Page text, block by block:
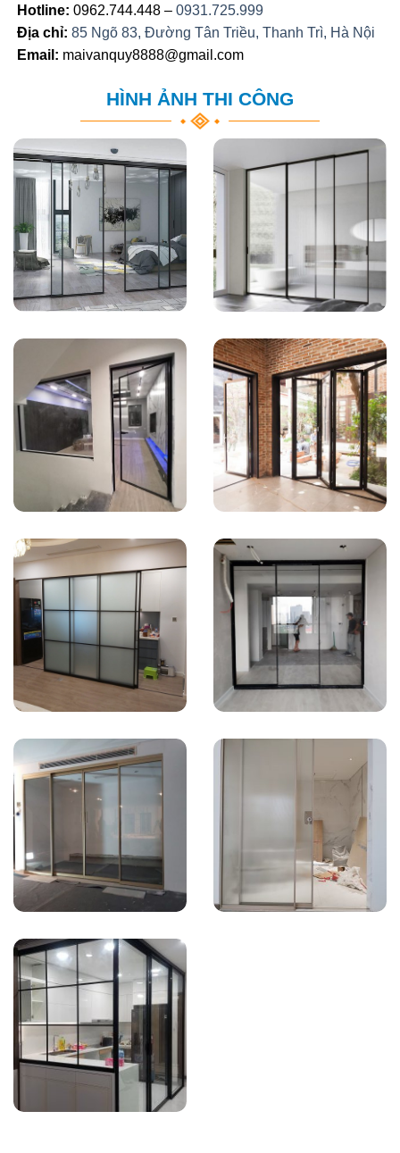
Hotline: 0962.744.448 – 0931.725.999
Địa chỉ: 85 Ngõ 83, Đường Tân Triều, Thanh Trì, Hà Nội
Email: maivanquy8888@gmail.com
HÌNH ẢNH THI CÔNG